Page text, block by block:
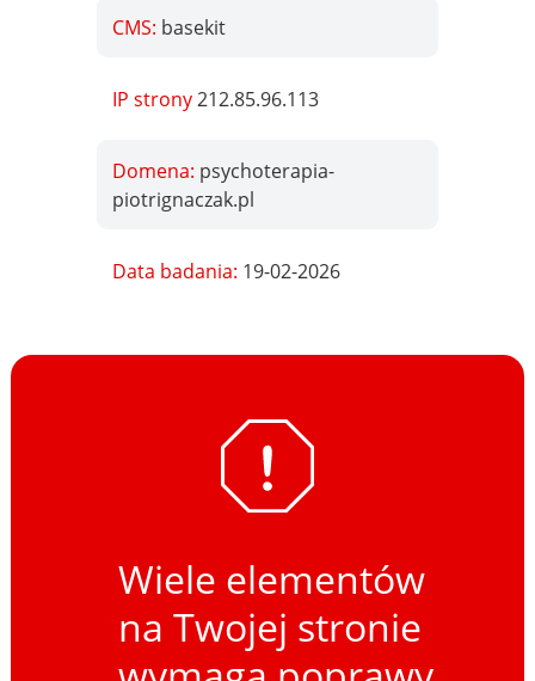
CMS: basekit
IP strony212.85.96.113
Domena: psychoterapia-
piotrignaczak.pl
Data badania: 19-02-2026
Wiele elementów
na Twojej stronie